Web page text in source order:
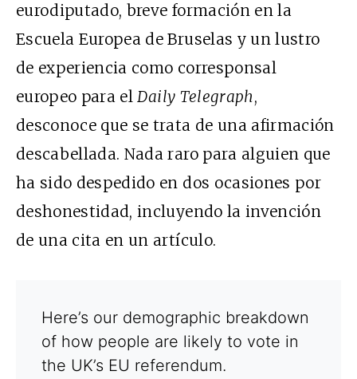
eurodiputado, breve formación en la
Escuela Europea de Bruselas y un lustro
de experiencia como corresponsal
europeo para elDaily Telegraph,
desconoce que se trata de una afirmación
descabellada. Nada raro para alguien que
ha sido despedido en dos ocasiones por
deshonestidad, incluyendo la invención
de una cita en un artículo.
Here’s our demographic breakdown
of how people are likely to vote in
the UK’s EU referendum.